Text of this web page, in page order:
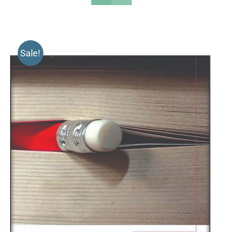
Sale!